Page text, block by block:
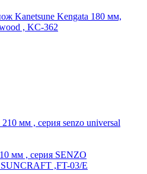
Kanetsune Kengata 180 мм,
, KC-362
мм , серия SENZO
,FT-03/E